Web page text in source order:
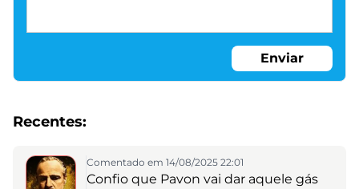
Enviar
Recentes:
Comentado em 14/08/2025 22:01
Confio que Pavon vai dar aquele gás